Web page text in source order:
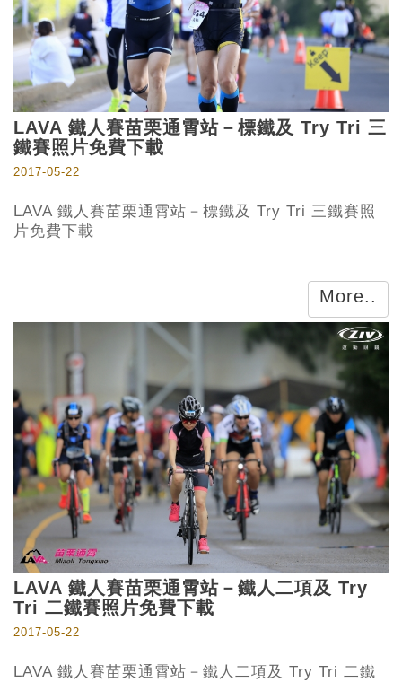
LAVA 鐵人賽苗栗通霄站－標鐵及 Try Tri 三
鐵賽照片免費下載
2017-05-22
LAVA 鐵人賽苗栗通霄站－標鐵及 Try Tri 三鐵賽照
片免費下載
More..
LAVA 鐵人賽苗栗通霄站－鐵人二項及 Try
Tri 二鐵賽照片免費下載
2017-05-22
LAVA 鐵人賽苗栗通霄站－鐵人二項及 Try Tri 二鐵